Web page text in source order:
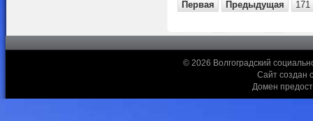
Первая Предыдущая 171
© 2026 Волгоградский
Сайт создан
Домен